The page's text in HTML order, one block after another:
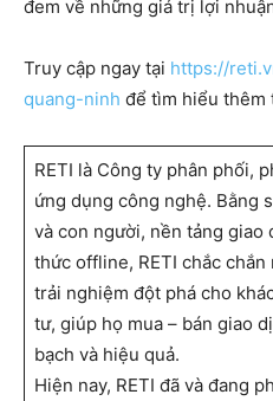
đem về những giá trị lợi
Truy cập ngay tại https://
quang-ninh để tìm hiểu thêm
RETI là Công ty phân phối,
ứng dụng công nghệ. Bằng
và con người, nền tảng
thức offline, RETI chắc
trải nghiệm đột phá cho
tư, giúp họ mua – bán giao
bạch và hiệu quả.
Hiện nay, RETI đã và đang